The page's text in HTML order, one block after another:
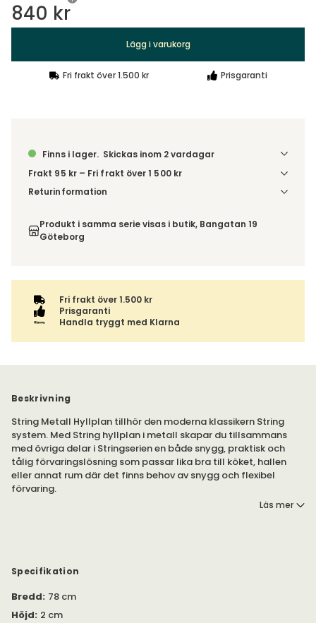
840 kr
Lägg i varukorg
Fri frakt över 1.500 kr Prisgaranti
Finns i lager. Skickas inom 2 vardagar
Frakt 95 kr – Fri frakt över 1 500 kr
Denna vara skickas till ett ombud. Du väljer själv i kassan
varan ihop med andra produkter skickas hela ordern
tillsammans med samma fraktalternativ.
Returinformation
order, enligt distansavtalslagen.
Produkt i samma serie visas i butik, Bangatan 19
Göteborg
Fri frakt över 1.500 kr
Prisgaranti
Handla tryggt med Klarna
Beskrivning
String Metall Hyllplan tillhör den moderna klassikern String
system. Med String hyllplan i metall skapar du tillsammans
med övriga delar i Stringserien en både snygg, praktisk och
tålig förvaringslösning som passar lika bra till köket, hallen
eller annat rum där det finns behov av snygg och flexibel
förvaring.
ska passa just dig. Hyllan går enkelt att bygga ut senare om
Läs mer
Specifikation
Bredd: 78 cm
Höjd: 2 cm